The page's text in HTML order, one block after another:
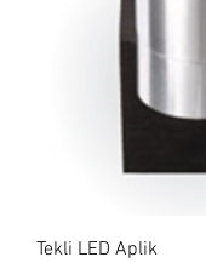
Tekli LED Aplik